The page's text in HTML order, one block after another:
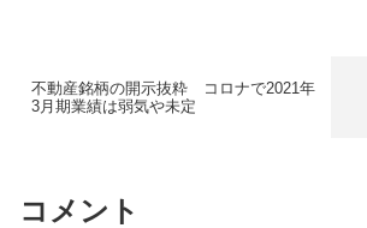
不動産銘柄の開示抜粋 コロナで2021年
3月期業績は弱気や未定
コメント